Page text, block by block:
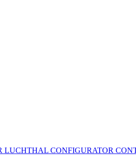
LUCHTHAL CONFIGURATOR